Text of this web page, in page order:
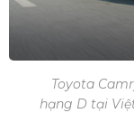
Toyota
hạng D tại